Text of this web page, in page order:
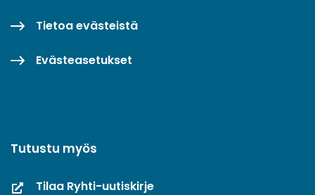
Tietoa evästeistä
Evästeasetukset
Tutustu myös
Tilaa Ryhti-uutiskirje